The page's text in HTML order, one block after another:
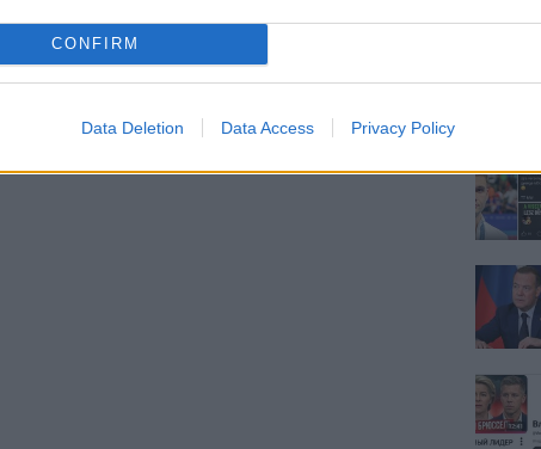
CONFIRM
Data Deletion Data Access Privacy Policy